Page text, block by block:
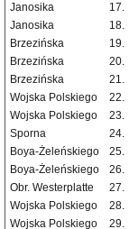
Janosika
17.
Janosika
18.
Brzezińska
19.
Brzezińska
20.
Brzezińska
21.
Wojska Polskiego
22.
Wojska Polskiego
23.
Sporna
24.
Boya-Żeleńskiego
25.
Boya-Żeleńskiego
26.
Obr. Westerplatte
27.
Wojska Polskiego
28.
Wojska Polskiego
29.